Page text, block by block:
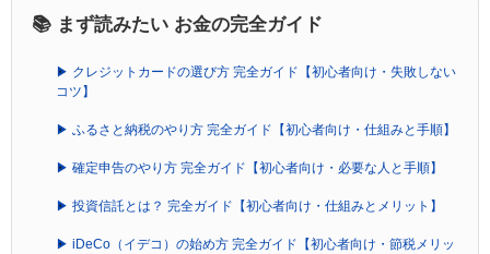
📚 まず読みたい お金の完全ガイド
▶ クレジットカードの選び方 完全ガイド【初心者向け・失敗しない
コツ】
▶ ふるさと納税のやり方 完全ガイド【初心者向け・仕組みと手順】
▶ 確定申告のやり方 完全ガイド【初心者向け・必要な人と手順】
▶ 投資信託とは？ 完全ガイド【初心者向け・仕組みとメリット】
▶ iDeCo（イデコ）の始め方 完全ガイド【初心者向け・節税メリッ